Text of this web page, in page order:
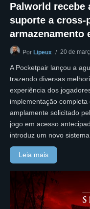
Palworld recebe
suporte a cross-
armazenamento
Por Lipeux 20 de
A Pocketpair lançou a
trazendo diversas
experiência dos
implementação
amplamente solicitado
jogo em acesso
introduz um novo
Leia mais